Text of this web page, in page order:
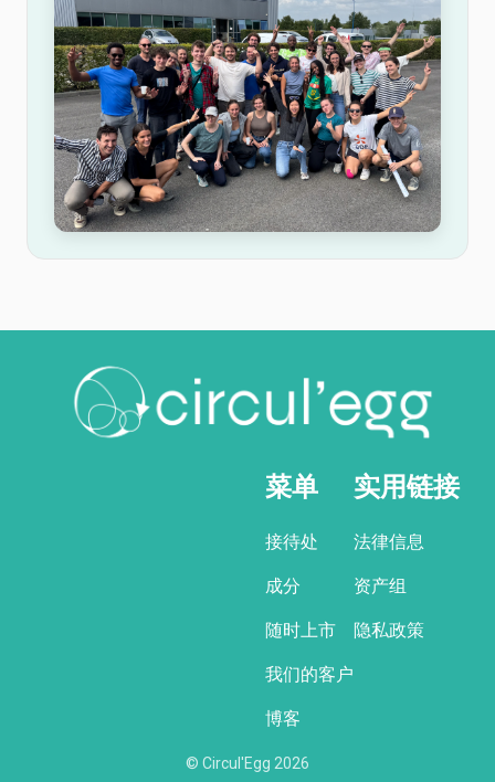
菜单
接待处
成分
随时上市
我们的客户
博客
实用链接
法律信息
资产组
隐私政策
© Circul'Egg 2026